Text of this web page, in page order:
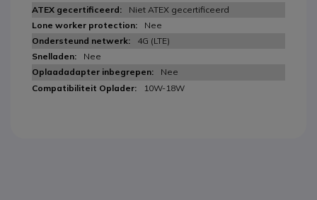
Niet ATEX gecertificeerd
Nee
4G (LTE)
Nee
Nee
10W-18W